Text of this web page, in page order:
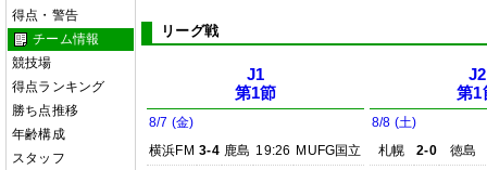
得点・警告
チーム情報
競技場
得点ランキング
勝ち点推移
年齢構成
スタッフ
リーグ戦
J1
第1節
8/7 (金)
横浜FM 3-4 鹿島 19:26 MUFG国立
J2
第1
8/8 (土)
札幌
2-0
徳島